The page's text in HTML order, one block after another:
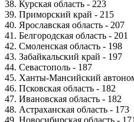
38. Курская область - 223
39. Приморский край - 215
40. Ярославская область - 207
41. Белгородская область - 201
42. Смоленская область - 198
43. Забайкальский край - 197
44. Севастополь - 187
45. Ханты-Мансийский
46. Псковская область - 182
47. Ивановская область - 182
48. Астраханская область - 173
49. Новосибирская область - 171